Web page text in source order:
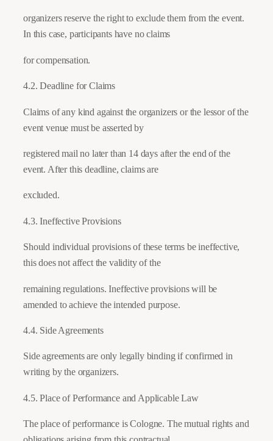
organizers reserve the right to exclude them from the event.
In this case, participants have no claims
for compensation.
4.2. Deadline for Claims
Claims of any kind against the organizers or the lessor of the
event venue must be asserted by
registered mail no later than 14 days after the end of the
event. After this deadline, claims are
excluded.
4.3. Ineffective Provisions
Should individual provisions of these terms be ineffective,
this does not affect the validity of the
remaining regulations. Ineffective provisions will be
amended to achieve the intended purpose.
4.4. Side Agreements
Side agreements are only legally binding if confirmed in
writing by the organizers.
4.5. Place of Performance and Applicable Law
The place of performance is Cologne. The mutual rights and